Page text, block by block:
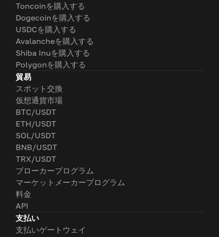
Toncoinを購入する
Dogecoinを購入する
USDCを購入する
Avalancheを購入する
Shiba Inuを購入する
Polygonを購入する
貿易
スポット交換
仮想通貨市場
BTC/USDT
ETH/USDT
SOL/USDT
BNB/USDT
TRX/USDT
ブローカープログラム
マーケットメーカープログラム
料金
API
支払い
支払いゲートウェイ